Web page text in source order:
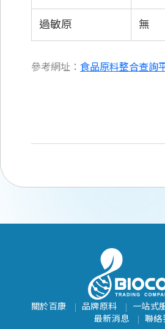
過敏原 無
參考網址： 食品原料整合查詢
關於百康 品牌原料 一站式
最新消息
聯絡